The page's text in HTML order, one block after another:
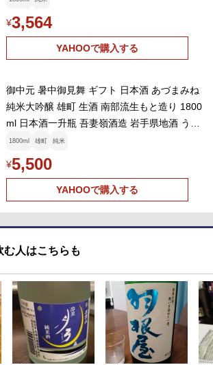
¥3,564
YAHOOで購入する
御中元 暑中御見舞 ギフト 日本酒 あづまみね
純米大吟醸 雄町 生酒 南部流生もと造り 1800
ml 日本酒一升瓶 吾妻嶺酒造 岩手県地酒 うま
い酒 おすすめ
1800ml 雄町 純米
¥5,500
YAHOOで購入する
む人はこちらも